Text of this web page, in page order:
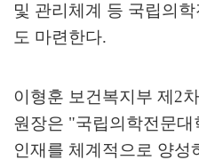
및 관리체계 등 국립의
도 마련한다.
이형훈 보건복지부 제 2
원장은 "국립의학전문대
인재를 체계적으로 양